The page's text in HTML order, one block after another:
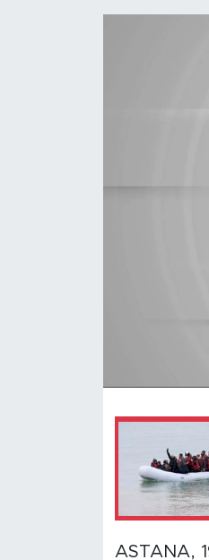
ASTANA,